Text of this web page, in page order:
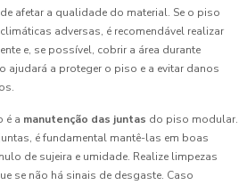
afetar a qualidade do material. Se o piso
adversas, é recomendável realizar
e, se possível, cobrir a área durante
ajudará a proteger o piso e a evitar danos
é a manutenção das juntas do piso modular.
é fundamental mantê-las em boas
de sujeira e umidade. Realize limpezas
se não há sinais de desgaste. Caso